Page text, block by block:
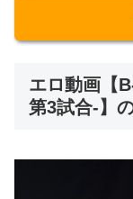
エロ動画【
第3試合-】